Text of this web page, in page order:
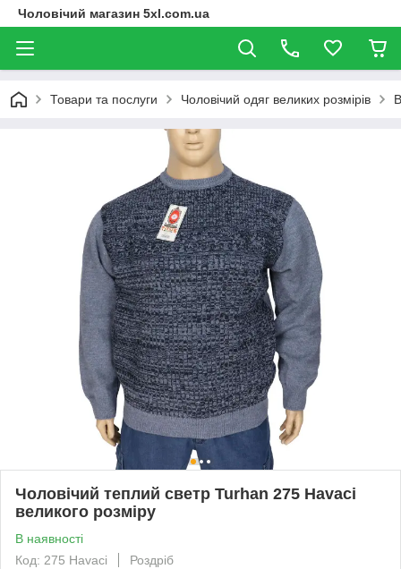
Чоловічий магазин 5xl.com.ua
Товари та послуги Чоловічий одяг великих розмірів
Чоловічий теплий светр Turhan 275 Havaci
великого розміру
В наявності
Код: 275 Havaci
Роздріб